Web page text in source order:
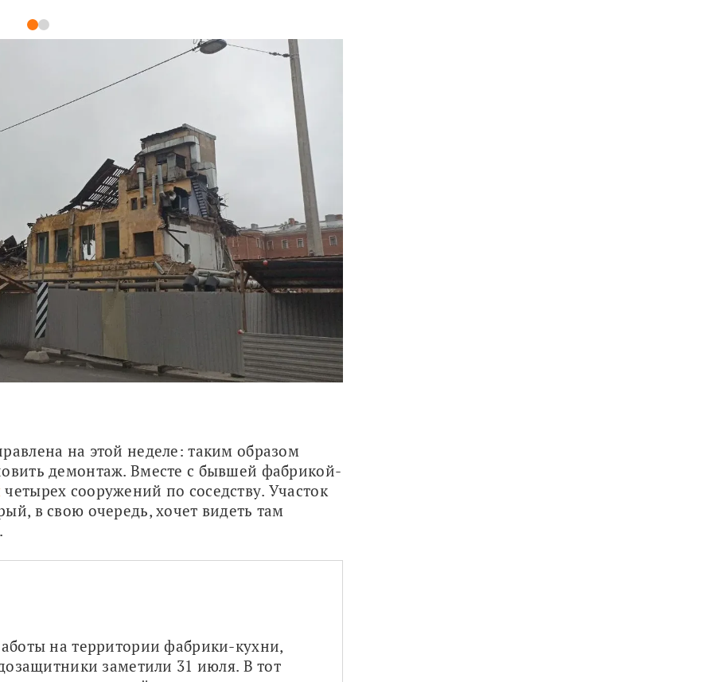
1 2
на этой неделе: таким образом
демонтаж. Вместе с бывшей фабрикой-
четырех сооружений по соседству. Участок
в свою очередь, хочет видеть там
на территории фабрики-кухни,
заметили 31 июля. В тот